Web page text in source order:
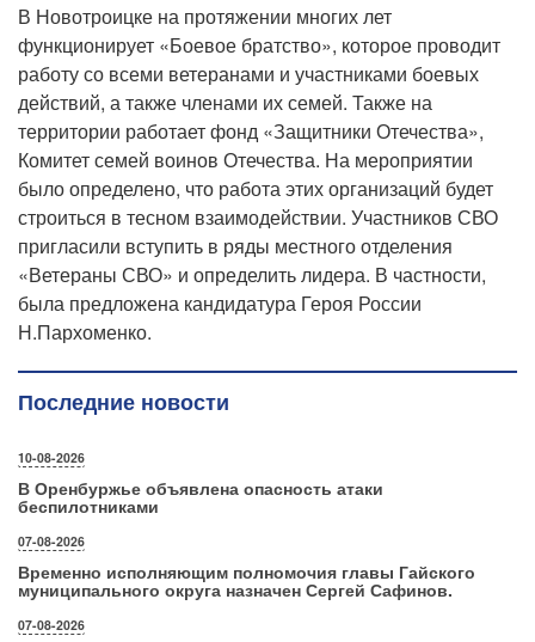
В Новотроицке на протяжении многих лет
функционирует «Боевое братство», которое проводит
работу со всеми ветеранами и участниками боевых
действий, а также членами их семей. Также на
территории работает фонд «Защитники Отечества»,
Комитет семей воинов Отечества. На мероприятии
было определено, что работа этих организаций будет
строиться в тесном взаимодействии. Участников СВО
пригласили вступить в ряды местного отделения
«Ветераны СВО» и определить лидера. В частности,
была предложена кандидатура Героя России
Н.Пархоменко.
Последние новости
10-08-2026
В Оренбуржье объявлена опасность атаки
беспилотниками
07-08-2026
Временно исполняющим полномочия главы Гайского
муниципального округа назначен Сергей Сафинов.
07-08-2026